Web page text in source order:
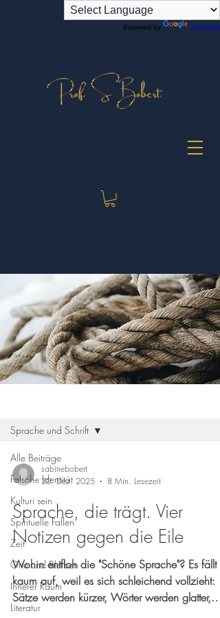
Powered by Translate
Alle Beiträge
Falsche Identität
Kulturi sein
Spirituelle Fallen
Zeit
Orte und Bleiben
Innerer Raum
Literatur
Sprache und Schrift
sabinebobert
20. Dez. 2025
8 Min. Lesezeit
Sprache, die trägt. Vier
Notizen gegen die Eile
Wohin entfloh die "Schöne Sprache"? Es fällt
kaum auf, weil es sich schleichend vollzieht:
Sätze werden kürzer, Wörter werden glatter,
Bedeutungen weren eindeutiger. Sprache